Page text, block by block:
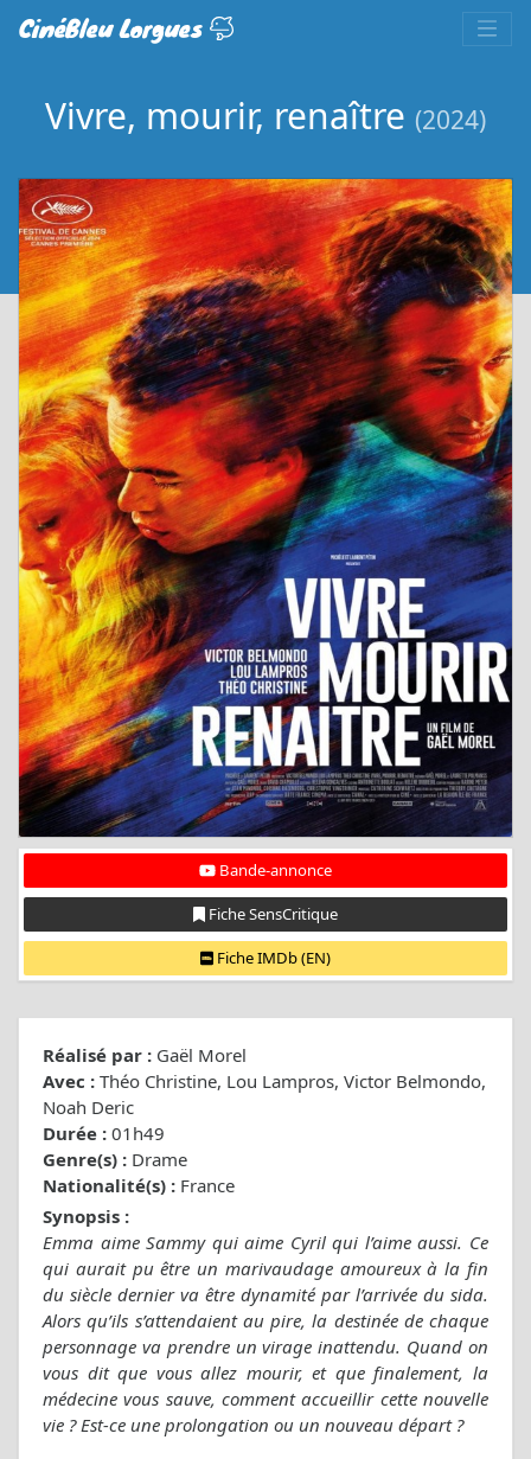
CinéBleu Lorgues
Vivre, mourir, renaître (2024)
Bande-annonce
Fiche SensCritique
Fiche IMDb (EN)
Réalisé par : Gaël Morel
Avec : Théo Christine, Lou Lampros, Victor Belmondo,
Noah Deric
Durée : 01h49
Genre(s) : Drame
Nationalité(s) : France
Synopsis :
Emma aime Sammy qui aime Cyril qui l’aime aussi. Ce
qui aurait pu être un marivaudage amoureux à la fin
du siècle dernier va être dynamité par l’arrivée du sida.
Alors qu’ils s’attendaient au pire, la destinée de chaque
personnage va prendre un virage inattendu. Quand on
vous dit que vous allez mourir, et que finalement, la
médecine vous sauve, comment accueillir cette nouvelle
vie ? Est-ce une prolongation ou un nouveau départ ?